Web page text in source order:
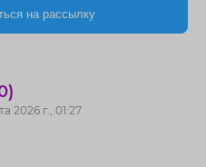
на рассылку
2026 г., 01:27